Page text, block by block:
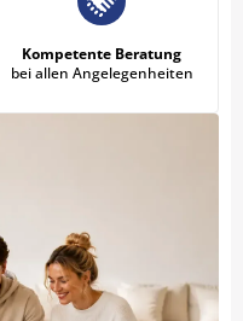
Kompetente Beratung
bei allen Angelegenheiten